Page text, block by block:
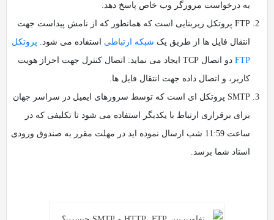
به درخواست مرورگر وب خاص پاسخ دهد.
FTP پروتکل زیربنایی است که همانطور که از نامش پیداست جهت
انتقال فایل ها از طریق یک شبکه ارتباطی استفاده می شود. پروتکل
FTP
دو اتصال TCP ایجاد می نماید: اتصال کنترل جهت احراز هویت
کاربر، و اتصال داده جهت انتقال فایل ها.
SMTP پروتکل ای است که توسط سرورهای ایمیل در سراسر جهان
برای برقراری ارتباط با یکدیگر استفاده می شود تا تکلیفی که در
ساعت 11:59 شب ارسال نموده اید در مهلت مقرر به صندوق ورودی
استاد شما برسد.